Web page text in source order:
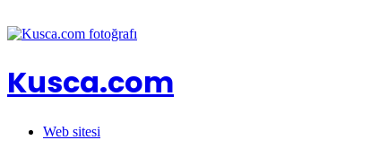
Kusca.com
Web sitesi